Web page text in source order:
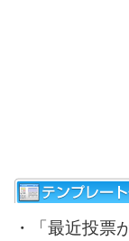
・「最近投票